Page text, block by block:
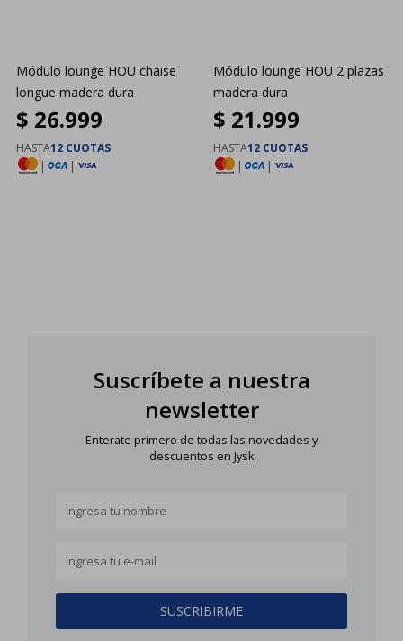
Módulo lounge HOU chaise
longue madera dura
$ 26.999
HASTA12 CUOTAS
|
|
Módulo lounge HOU 2 plazas
madera dura
$ 21.999
HASTA12 CUOTAS
|
|
Suscríbete a nuestra
newsletter
Enterate primero de todas las novedades y
descuentos en Jysk
SUSCRIBIRME